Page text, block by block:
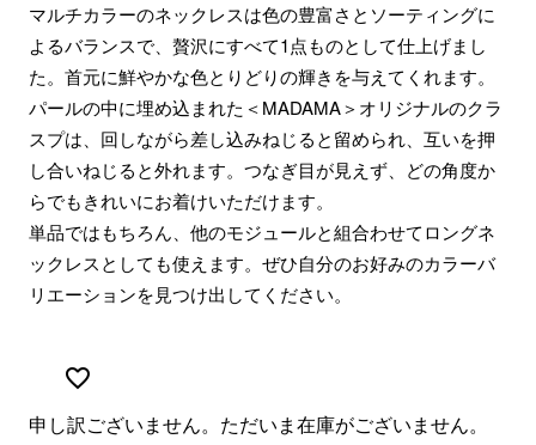
マルチカラーのネックレスは色の豊富さとソーティングに
よるバランスで、贅沢にすべて1点ものとして仕上げまし
た。首元に鮮やかな色とりどりの輝きを与えてくれます。
パールの中に埋め込まれた＜MADAMA＞オリジナルのクラ
スプは、回しながら差し込みねじると留められ、互いを押
し合いねじると外れます。つなぎ目が見えず、どの角度か
らでもきれいにお着けいただけます。
単品ではもちろん、他のモジュールと組合わせてロングネ
ックレスとしても使えます。ぜひ自分のお好みのカラーバ
リエーションを見つけ出してください。
申し訳ございません。ただいま在庫がございません。